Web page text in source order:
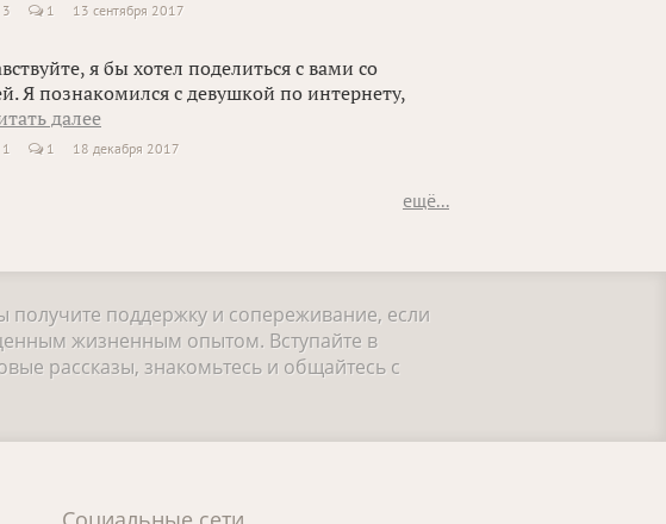
3 1 13 сентября 2017
я бы хотел поделиться с вами со
Я познакомился с девушкой по интернету,
далее
1 1 18 декабря 2017
ещё...
поддержку и сопереживание, если
жизненным опытом. Вступайте в
рассказы, знакомьтесь и общайтесь с